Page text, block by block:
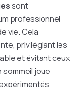
sont
professionnel
vie. Cela
privilégiant les
et évitant ceux
sommeil joue